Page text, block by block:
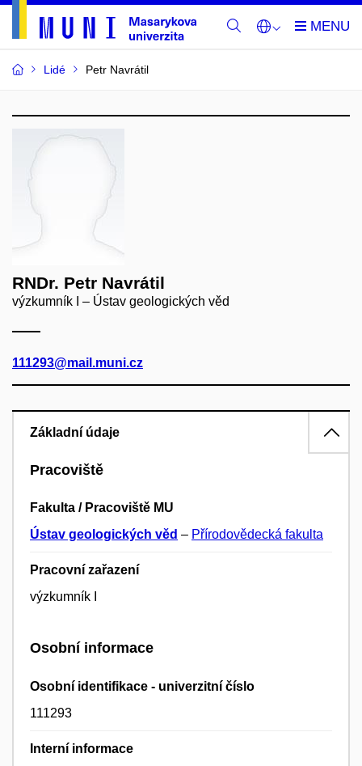
Lidé Petr Navrátil
RNDr. Petr Navrátil
výzkumník I – Ústav geologických věd
111293@mail.muni.cz
Základní údaje
Pracoviště
Fakulta / Pracoviště MU
Ústav geologických věd – Přírodovědecká fakulta
Pracovní zařazení
výzkumník I
Osobní informace
Osobní identifikace - univerzitní číslo
111293
Interní informace